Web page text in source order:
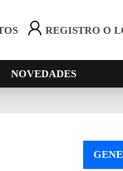
REGISTRO O
NOVEDADES